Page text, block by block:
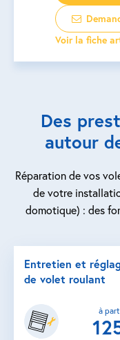
Voir la fiche
Des
autour
Réparation de vos
de votre
domotique) : des
Entretien et
de volet roulant
à